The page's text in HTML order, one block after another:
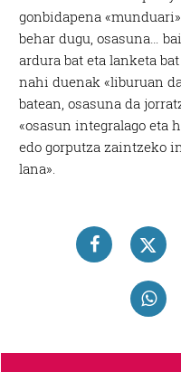
gonbidapena
behar dugu, osasuna…
ardura bat eta lanketa
nahi duenak «liburuan
batean, osasuna da
«osasun integralago eta
edo gorputza zaintzeko
lana».